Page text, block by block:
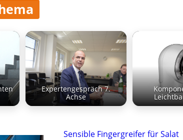
Expertengespräch 7.
Achse
Sensible Fingergreifer für Salat